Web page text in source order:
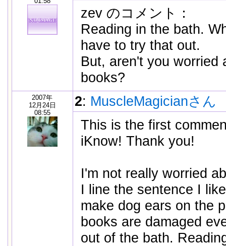
zev のコメント：
Reading in the bath.
have to try that out.
But, aren't you worried
books?
2007年
12月24日
08:55
2: MuscleMagicianさん
This is the first
iKnow! Thank you!
I'm not really worried
I line the sentence I
make dog ears on the
books are damaged
out of the bath.